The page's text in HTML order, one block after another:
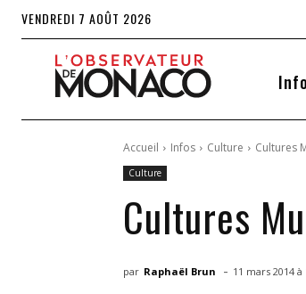
VENDREDI 7 AOÛT 2026
Accueil Infos Culture Cultures
Culture
Cultures
par Raphaël Brun - 11 mars 2014 à